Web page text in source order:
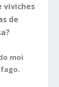
viviches
de
moi